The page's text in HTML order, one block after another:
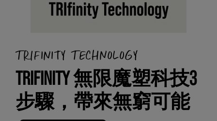
TRIFINITY TECHNOLOGY
TRIFINITY 無限魔塑科技3
步驟，帶來無窮可能